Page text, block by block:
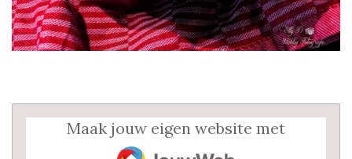
Maak jouw eigen website met
JouwWeb